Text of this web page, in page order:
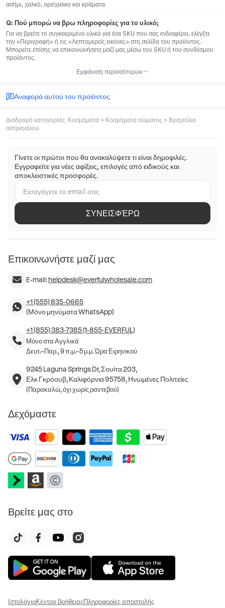
ασήμι, χαλκό, ορείχαλκο και κράματα.
Q: Πού μπορώ να βρω πληροφορίες για το υλικό;
Για να βρείτε το συγκεκριμένο υλικό για ένα SKU που σας ενδιαφέρει, ελέγξτε
την «Περιγραφή» ή τις «Λεπτομερείς εικόνες» στη σελίδα του προϊόντος.
Μπορείτε επίσης να επικοινωνήσετε μαζί μας μέσω του SKU ή του συνδέσμου
προϊόντος.
Εμφάνιση περισσότερων
Αναφορά αυτού του προϊόντος
Διαδρομή κατηγορίας: Κοσμήματα > Κοσμήματα σώματος > Βραχιόλια
αστραγάλου
Γίνετε οι πρώτοι που θα ανακαλύψετε τι είναι δημοφιλές.
Εγγραφείτε για νέες αφίξεις, επιλογές από ειδικούς και
αποκλειστικές προσφορές.
ΣΥΝΕΙΣΦΈΡΩ
Επικοινωνήστε μαζί μας
E-mail:helpdesk@everfulwholesale.com
+1 (555) 835-0665
(Μόνο μηνύματα WhatsApp)
+1 (855) 383-7385 (1-855-EVERFUL)
Μόνο στα Αγγλικά
Δευτ.–Παρ., 9 π.μ.–5 μ.μ. Ώρα Ειρηνικού
9245 Laguna Springs Dr, Σουίτα 203,
Ελκ Γκρόουβ, Καλιφόρνια 95758, Ηνωμένες Πολιτείες
(Παρακαλώ, όχι χωρίς ραντεβού)
Δεχόμαστε
Βρείτε μας στο
ΙστολόγιοΚέντρο βοήθειαςΠληροφορίες αποστολής